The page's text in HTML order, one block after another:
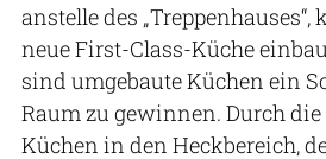
anstelle des
neue First-Class-Küche
sind umgebaute Küchen ein
Raum zu gewinnen. Durch
Küchen in den Heckbereich,